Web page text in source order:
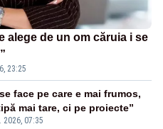
alege de un om căruia i se
23:25
2026, 07:35
face pe care e mai frumos,
mai tare, ci pe proiecte”